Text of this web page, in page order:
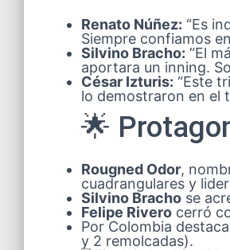
Renato Núñez: “Es
Siempre confiamos
Silvino Bracho: “El
aportara un inning.
César Izturis: “Este
lo demostraron en el
🌟
Rougned Odor,
cuadrangulares y
Silvino Bracho se
Felipe Rivero cerró
Por Colombia
y 2 remolcadas).